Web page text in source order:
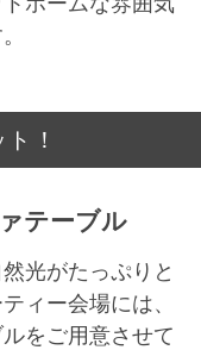
！
テーブル
光がたっぷりと
ィー会場には、
をご用意させて